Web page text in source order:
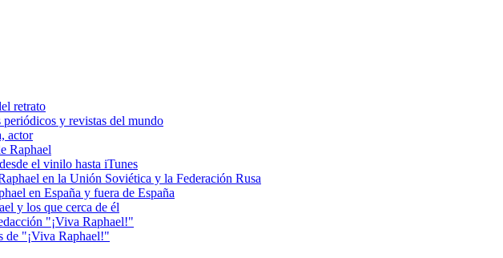
retrato
y revistas del mundo
actor
Raphael
el vinilo hasta iTunes
en la Unión Soviética y la Federación Rusa
en España y fuera de España
y los que cerca de él
"¡Viva Raphael!"
"¡Viva Raphael!"